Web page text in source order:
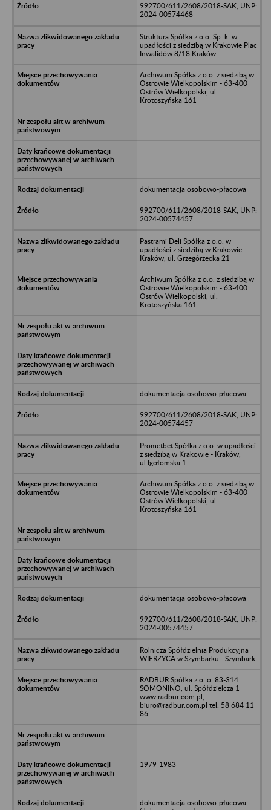
992700/611/2608/2018-SAK, UNP:
2024-00574468
Struktura Spółka z o.o. Sp. k. w
upadłości z siedzibą w Krakowie Plac
Inwalidów 8/18 Kraków
Archiwum Spółka z o.o. z siedzibą w
Ostrowie Wielkopolskim - 63-400
Ostrów Wielkopolski, ul.
Krotoszyńska 161
dokumentacja osobowo-płacowa
992700/611/2608/2018-SAK, UNP:
2024-00574457
Pastrami Deli Spółka z o.o. w
upadłości z siedzibą w Krakowie -
Kraków, ul. Grzegórzecka 21
Archiwum Spółka z o.o. z siedzibą w
Ostrowie Wielkopolskim - 63-400
Ostrów Wielkopolski, ul.
Krotoszyńska 161
dokumentacja osobowo-płacowa
992700/611/2608/2018-SAK, UNP:
2024-00574457
Prometbet Spółka z o.o. w upadłości
z siedzibą w Krakowie - Kraków,
ul.Igołomska 1
Archiwum Spółka z o.o. z siedzibą w
Ostrowie Wielkopolskim - 63-400
Ostrów Wielkopolski, ul.
Krotoszyńska 161
dokumentacja osobowo-płacowa
992700/611/2608/2018-SAK, UNP:
2024-00574457
Rolnicza Spółdzielnia Produkcyjna
WIERZYCA w Szymbarku - Szymbark
RADBUR Spółka z o. o. 83-314
SOMONINO, ul. Spółdzielcza 1
www.radbur.com.pl,
biuro@radbur.com.pl tel. 58 684 11
86
1979-1983
dokumentacja osobowo-płacowa